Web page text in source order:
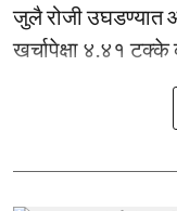
जुलै रोजी उघडण्यात
खर्चापेक्षा ४.४१